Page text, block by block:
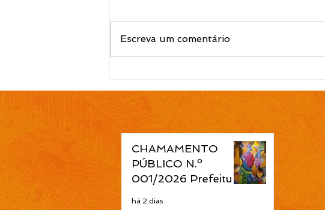
temporário de Atendente
de Educação Infantil é
publicada pela Prefeitura
de Cidreira
Escreva um comentário
CHAMAMENTO
PÚBLICO N.º
001/2026 Prefeitura
há 2 dias